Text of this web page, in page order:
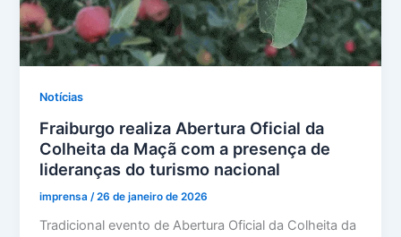
Notícias
Fraiburgo realiza Abertura Oficial da
Colheita da Maçã com a presença de
lideranças do turismo nacional
imprensa /26 de janeiro de 2026
Tradicional evento de Abertura Oficial da Colheita da